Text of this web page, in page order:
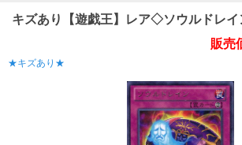
キズあり【遊戯王】レア◇ソウルドレイ
★キズあり★
販売